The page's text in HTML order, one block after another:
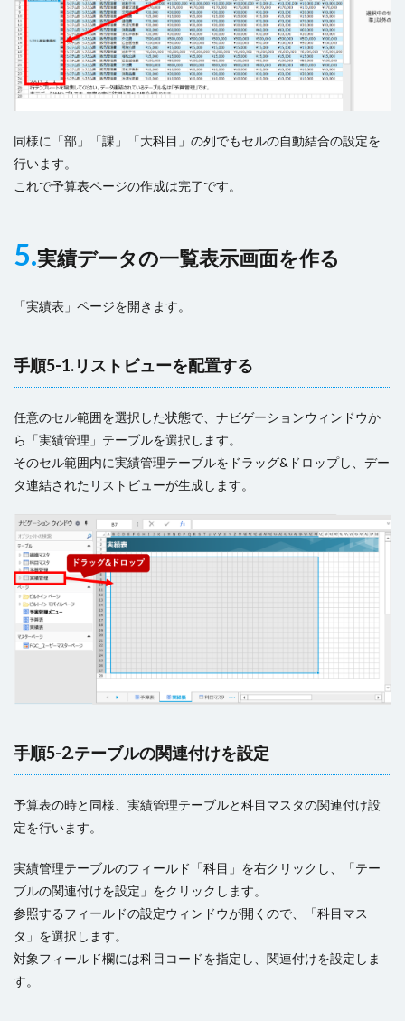
同様に「部」「課」「大科目」の列でもセルの自動結合の設定を
行います。
これで予算表ページの作成は完了です。
5.実績データの一覧表示画面を作る
「実績表」ページを開きます。
手順5-1.リストビューを配置する
任意のセル範囲を選択した状態で、ナビゲーションウィンドウか
ら「実績管理」テーブルを選択します。
そのセル範囲内に実績管理テーブルをドラッグ&ドロップし、デー
タ連結されたリストビューが生成します。
手順5-2.テーブルの関連付けを設定
予算表の時と同様、実績管理テーブルと科目マスタの関連付け設
定を行います。
実績管理テーブルのフィールド「科目」を右クリックし、「テー
ブルの関連付けを設定」をクリックします。
参照するフィールドの設定ウィンドウが開くので、「科目マス
タ」を選択します。
対象フィールド欄には科目コードを指定し、関連付けを設定しま
す。